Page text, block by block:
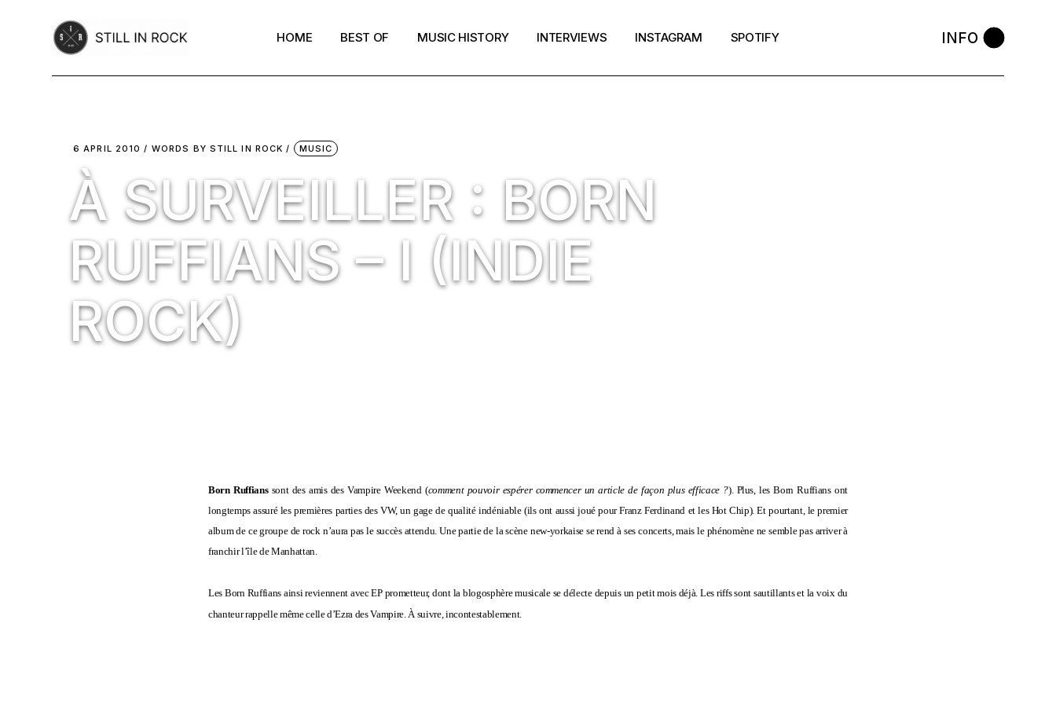
HOME BEST OF MUSIC HISTORY INTERVIEWS INSTAGRAM SPOTIFY INFO
6 APRIL 2010 WORDS BY STILL IN ROCK MUSIC
À SURVEILLER : BORN
RUFFIANS – I (INDIE
ROCK)
Born Ruffianssont des amis desVampire Weekend(comment pouvoir espérer commencer un article de façon plus efficace ?). Plus, les Born Ruffians ont
longtemps assuré les premières parties des VW, un gage de qualité indéniable (ils ont aussi joué pour Franz Ferdinand et les Hot Chip). Et pourtant, le premier
album de ce groupe de rock n’aura pas le succès attendu. Une partie de la scène new-yorkaise se rend à ses concerts, mais le phénomène ne semble pas arriver à
franchir l’île de Manhattan.
Les Born Ruffians ainsi reviennent avec EP prometteur, dont la blogosphère musicale se délecte depuis un petit mois déjà. Les riffs sont sautillants et la voix du
chanteur rappelle même celle d’Ezra des Vampire. À suivre, incontestablement.